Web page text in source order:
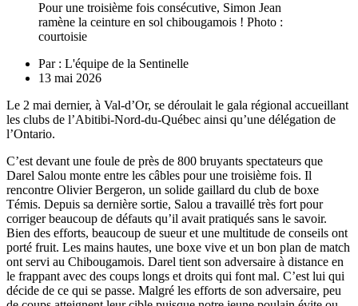
Pour une troisième fois consécutive, Simon Jean
ramène la ceinture en sol chibougamois ! Photo :
courtoisie
Par : L'équipe de la Sentinelle
13 mai 2026
Le 2 mai dernier, à Val-d’Or, se déroulait le gala régional accueillant
les clubs de l’Abitibi-Nord-du-Québec ainsi qu’une délégation de
l’Ontario.
C’est devant une foule de près de 800 bruyants spectateurs que
Darel Salou monte entre les câbles pour une troisième fois. Il
rencontre Olivier Bergeron, un solide gaillard du club de boxe
Témis. Depuis sa dernière sortie, Salou a travaillé très fort pour
corriger beaucoup de défauts qu’il avait pratiqués sans le savoir.
Bien des efforts, beaucoup de sueur et une multitude de conseils ont
porté fruit. Les mains hautes, une boxe vive et un bon plan de match
ont servi au Chibougamois. Darel tient son adversaire à distance en
le frappant avec des coups longs et droits qui font mal. C’est lui qui
décide de ce qui se passe. Malgré les efforts de son adversaire, peu